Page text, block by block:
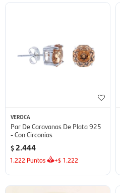
VEROCA
Par De Caravanas De Plata 925
- Con Circonias
$ 2.444
1.222 Puntos +$ 1.222